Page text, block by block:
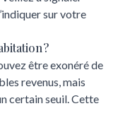
sur votre
?
être exonéré de
revenus, mais
certain seuil. Cette